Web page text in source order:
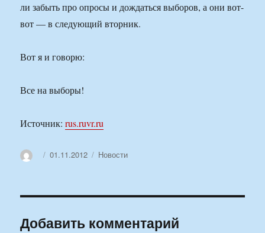
ли забыть про опросы и дождаться выборов, а они вот-
вот — в следующий вторник.
Вот я и говорю:
Все на выборы!
Источник:rus.ruvr.ru
АвторОпубликовано
01.11.2012 Рубрики
Новости
Добавить комментарий